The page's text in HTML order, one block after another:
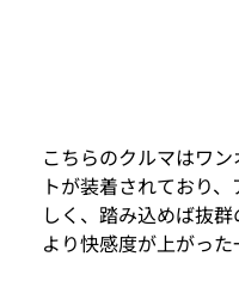
こちらのクルマはワ
トが装着されており
しく、踏み込めば抜
より快感度が上がった